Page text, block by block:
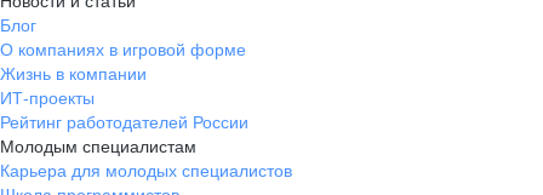
Блог
О компаниях в игровой форме
Жизнь в компании
ИТ-проекты
Рейтинг работодателей России
Молодым специалистам
Карьера для молодых специалистов